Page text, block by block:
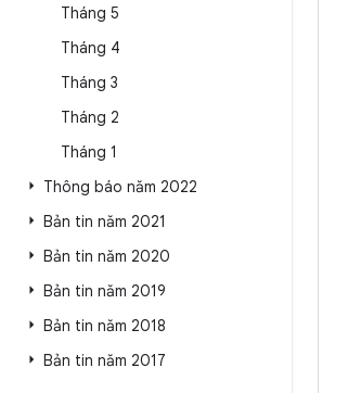
Tháng 5
Tháng 4
Tháng 3
Tháng 2
Tháng 1
Thông báo năm 2022
Bản tin năm 2021
Bản tin năm 2020
Bản tin năm 2019
Bản tin năm 2018
Bản tin năm 2017